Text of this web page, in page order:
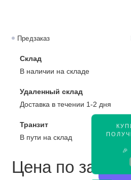
🎉
Предзаказ
Склад
В наличии на складе
Удаленный склад
Доставка в течении 1-2 дня
Транзит
В пути на склад
Цена по